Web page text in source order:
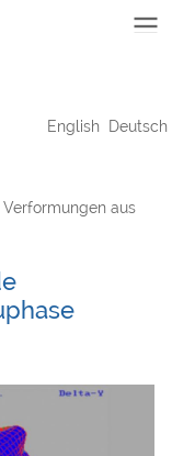
English Deutsch
aus